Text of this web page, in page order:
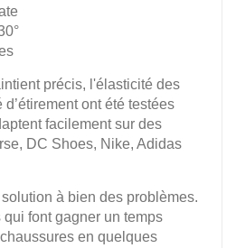
précis, l'élasticité des
d’étirement ont été testées
facilement sur des
DC Shoes, Nike, Adidas
à bien des problèmes.
font gagner un temps
en quelques